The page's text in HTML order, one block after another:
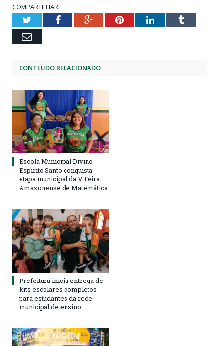
COMPARTILHAR:
TwitterFacebookGoogle+PinterestLinkedInTumblr
Email
CONTEÚDO RELACIONADO
Escola Municipal Divino
Espírito Santo conquista
etapa municipal da V Feira
Amazonense de Matemática
Prefeitura inicia entrega de
kits escolares completos
para estudantes da rede
municipal de ensino